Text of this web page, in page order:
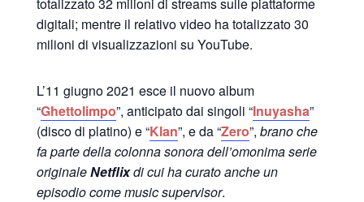
digitali; mentre il relativo video ha totalizzato 30
milioni di visualizzazioni su YouTube.
L’11 giugno 2021 esce il nuovo album
“Ghettolimpo”, anticipato dai singoli “Inuyasha”
(disco di platino) e “Klan”, e da “Zero”, brano che
fa parte della colonna sonora dell’omonima serie
originaleNetflixdi cui ha curato anche un
episodio come music supervisor.